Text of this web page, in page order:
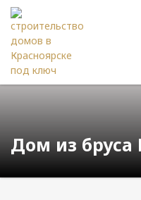
Дом из бруса